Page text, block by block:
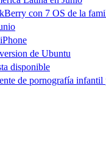
con 7 OS de la
de Ubuntu
disponible
de pornografía